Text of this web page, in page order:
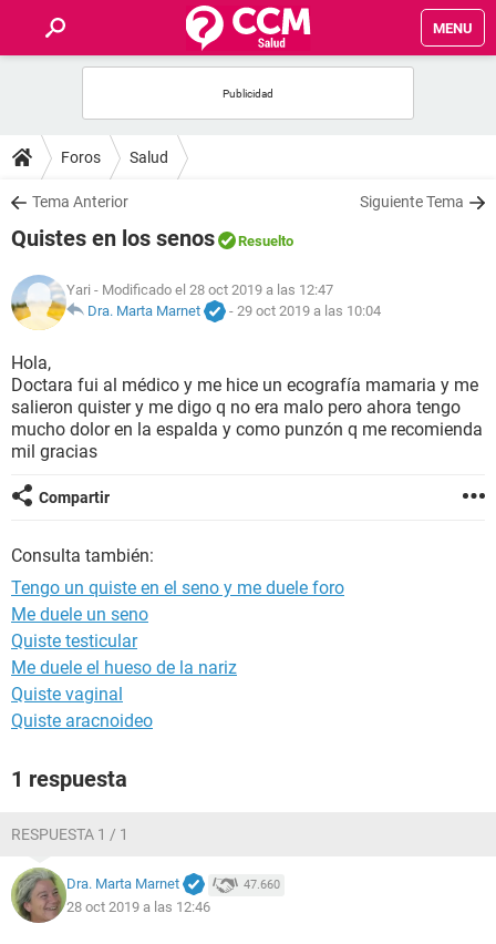
MENU
FOROS
SALUD
FAMILIA
NUTRICIÓN
BIENESTAR
SEXUALIDAD
GLOSARIO
Foros Salud
Tema Anterior Siguiente Tema
Quistes en los senos Resuelto
Yari - Modificado el 28 oct 2019 a las 12:47
Dra. Marta Marnet
- 29 oct 2019 a las 10:04
Hola,
Doctara fui al médico y me hice un ecografía mamaria y me
salieron quister y me digo q no era malo pero ahora tengo
mucho dolor en la espalda y como punzón q me recomienda
mil gracias
Compartir
Consulta también:
Tengo un quiste en el seno y me duele foro
Me duele un seno
Quiste testicular
Me duele el hueso de la nariz
Quiste vaginal
Quiste aracnoideo
1 respuesta
RESPUESTA 1 / 1
Dra. Marta Marnet 47.660
28 oct 2019 a las 12:46